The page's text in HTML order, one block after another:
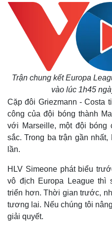
Trận chung kết Europa
vào lúc 1h45
Cặp đôi Griezmann - Costa
công của đội bóng thành
với Marseille, một đội bóng
sắc. Trong ba trận gần
lần.
HLV Simeone phát biểu
vô địch Europa League thì
triển hơn. Thời gian trước,
tương lai. Nếu chúng tôi
giải quyết.